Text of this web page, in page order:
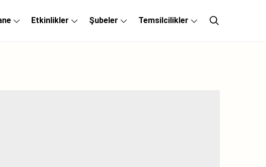
Etkinlikler Şubeler Temsilcilikler